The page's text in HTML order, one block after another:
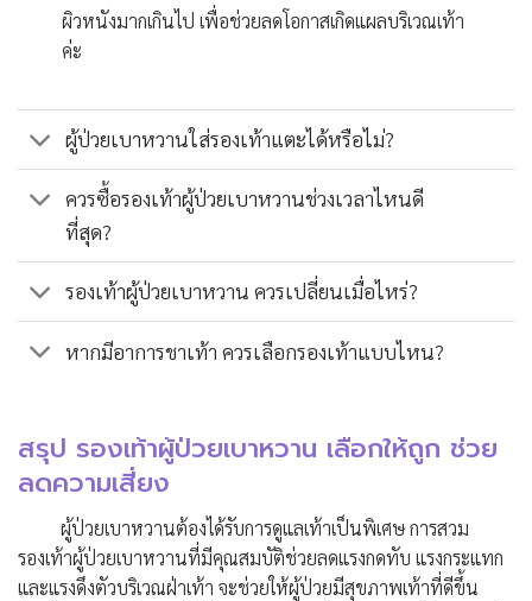
ผิวหนังมากเกินไป เพื่อช่วยลดโอกาสเกิดแผลบริเวณเท้า
ค่ะ
ผู้ป่วยเบาหวานใส่รองเท้าแตะได้หรือไม่?
ควรซื้อรองเท้าผู้ป่วยเบาหวานช่วงเวลาไหนดี
ที่สุด?
รองเท้าผู้ป่วยเบาหวาน ควรเปลี่ยนเมื่อไหร่?
หากมีอาการชาเท้า ควรเลือกรองเท้าแบบไหน?
สรุป รองเท้าผู้ป่วยเบาหวาน เลือกให้ถูก ช่วย
ลดความเสี่ยง
ผู้ป่วยเบาหวานต้องได้รับการดูแลเท้าเป็นพิเศษ การสวม
รองเท้าผู้ป่วยเบาหวานที่มีคุณสมบัติช่วยลดแรงกดทับ แรงกระแทก
และแรงดึงตัวบริเวณฝ่าเท้า จะช่วยให้ผู้ป่วยมีสุขภาพเท้าที่ดีขึ้น